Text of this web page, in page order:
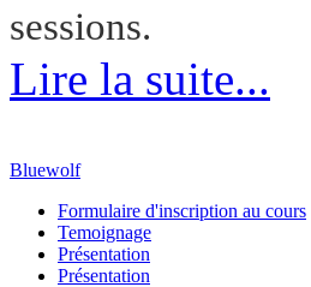
sessions.
Lire la suite...
Bluewolf
Formulaire d'inscription au cours
Temoignage
Présentation
Présentation